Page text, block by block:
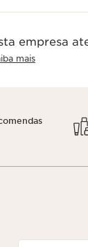
empresa
mais